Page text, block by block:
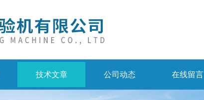
技术文章 公司动态 在线留言